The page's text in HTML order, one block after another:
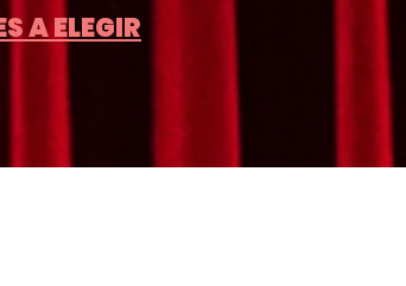
A ELEGIR